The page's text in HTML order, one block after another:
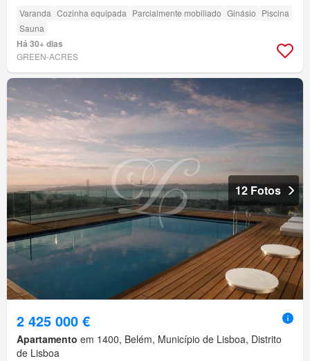
Varanda Cozinha equipada Parcialmente mobiliado Ginásio Piscina
Sauna
Há 30+ dias
GREEN-ACRES
12 Fotos
2 425 000 €
Apartamento em 1400, Belém, Município de Lisboa, Distrito
de Lisboa